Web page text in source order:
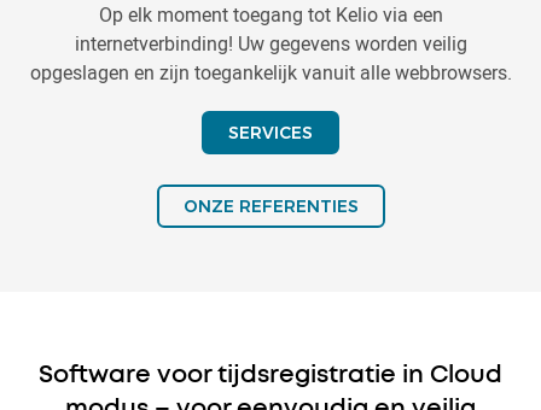
Op elk moment toegang tot Kelio via een
internetverbinding! Uw gegevens worden veilig
opgeslagen en zijn toegankelijk vanuit alle webbrowsers.
SERVICES
ONZE REFERENTIES
Software voor tijdsregistratie in Cloud